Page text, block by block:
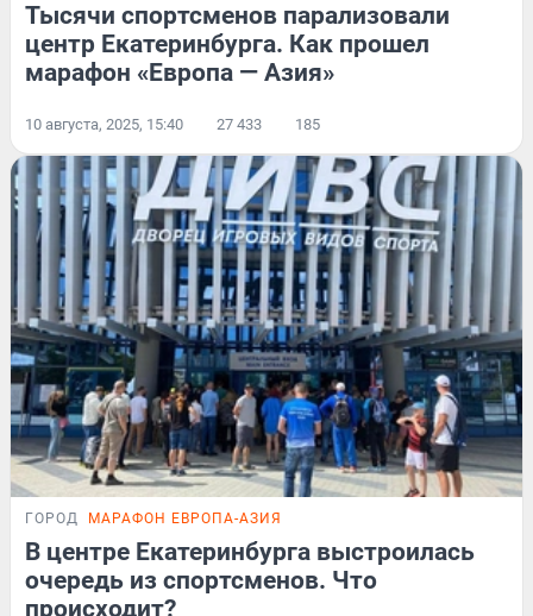
Тысячи спортсменов парализовали
центр Екатеринбурга. Как прошел
марафон «Европа — Азия»
10 августа, 2025, 15:40 27 433 185
ГОРОД МАРАФОН ЕВРОПА-АЗИЯ
В центре Екатеринбурга выстроилась
очередь из спортсменов. Что
происходит?